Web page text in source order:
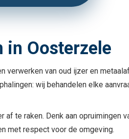
in Oosterzele
verwerken van oud ijzer en
wij behandelen elke
te raken. Denk aan opruimingen
met respect voor de omgeving.